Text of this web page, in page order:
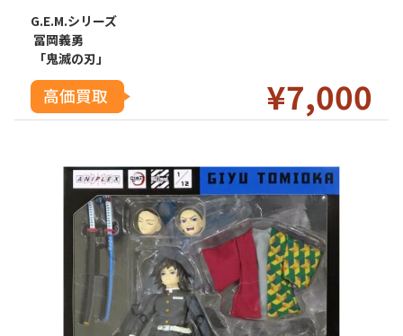
G.E.M.シリーズ
冨岡義勇
「鬼滅の刃」
¥7,000